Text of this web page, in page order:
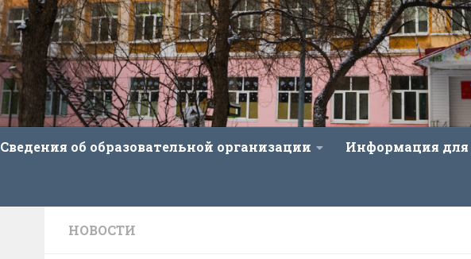
Сведения об образовательной организации Информация для
НОВОСТИ